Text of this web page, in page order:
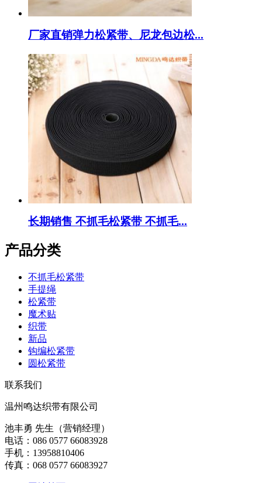
厂家直销弹力松紧带、尼龙包边松...
长期销售 不抓毛松紧带 不抓毛...
产品分类
不抓毛松紧带
手提绳
松紧带
魔术贴
织带
新品
钩编松紧带
圆松紧带
联系我们
温州鸣达织带有限公司
池丰勇 先生（营销经理）
电话：086 0577 66083928
手机：13958810406
传真：068 0577 66083927